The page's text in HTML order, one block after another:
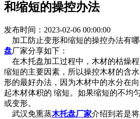
和缩短的操控办法
发布时间：2023-02-06 00:00:00
加工防止变形和缩短的操控办法有
盘厂家分享如下：
在木托盘加工过程中，木材的枯燥
缩短的主要因素，所以操控木材的含
形的最好办法，因为木材中的水分在
起木材体积的 缩短。如果缩短的不均
或变形。
武汉免熏蒸木托盘厂家介绍到若是